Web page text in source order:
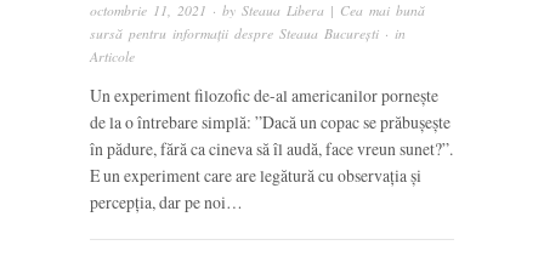
octombrie 11, 2021 · by Steaua Libera | Cea mai bună
sursă pentru informații despre Steaua București · in
Articole
Un experiment filozofic de-al americanilor pornește
de la o întrebare simplă: ”Dacă un copac se prăbușește
în pădure, fără ca cineva să îl audă, face vreun sunet?”.
E un experiment care are legătură cu observația și
percepția, dar pe noi…